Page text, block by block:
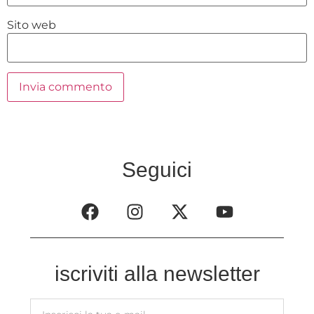
Sito web
Seguici
iscriviti alla newsletter